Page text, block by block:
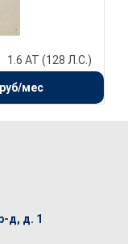
1.6 AT (128 Л.С.)
мес
д, д. 1